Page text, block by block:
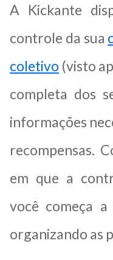
A Kickante
controle da sua
coletivo (visto
completa dos
informações
recompensas.
em que a
você começa a
organizando as